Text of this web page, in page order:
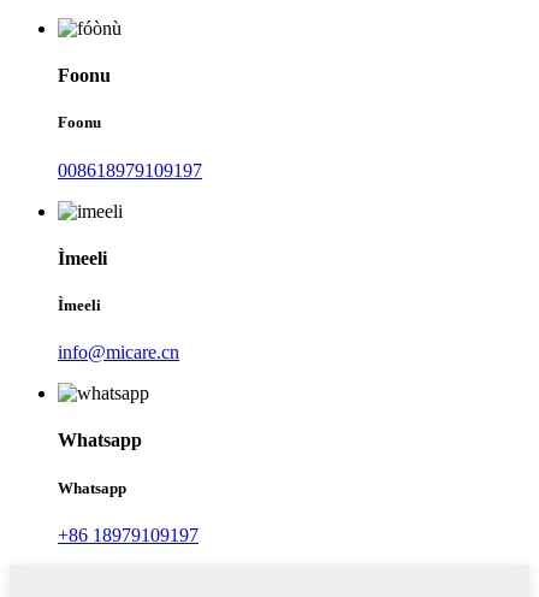
Foonu
Foonu
008618979109197
Ìmeeli
Ìmeeli
info@micare.cn
Whatsapp
Whatsapp
+86 18979109197